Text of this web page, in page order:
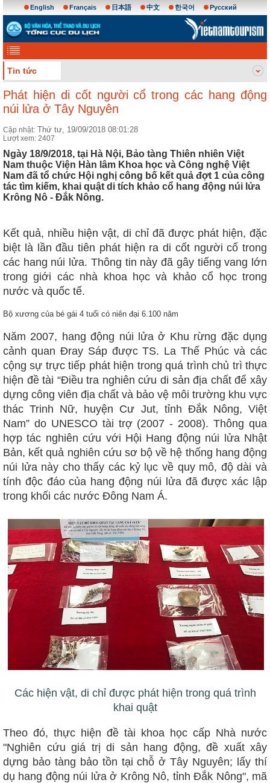
English Français 日本語 中文 한국어 Русский
Tin tức
Phát hiện di cốt người cổ trong các hang động
núi lửa ở Tây Nguyên
Cập nhật: Thứ tư, 19/09/2018 08:01:28
Lượt xem: 2407
Ngày 18/9/2018, tại Hà Nội, Bảo tàng Thiên nhiên Việt
Nam thuộc Viện Hàn lâm Khoa học và Công nghệ Việt
Nam đã tổ chức Hội nghị công bố kết quả đợt 1 của công
tác tìm kiếm, khai quật di tích khảo cổ hang động núi lửa
Krông Nô - Đắk Nông.
Kết quả, nhiều hiện vật, di chỉ đã được phát hiện, đặc
biệt là lần đầu tiên phát hiện ra di cốt người cổ trong
các hang núi lửa. Thông tin này đã gây tiếng vang lớn
trong giới các nhà khoa học và khảo cổ học trong
nước và quốc tế.
Bộ xương của bé gái 4 tuổi có niên đại 6.100 năm
Năm 2007, hang động núi lửa ở Khu rừng đặc dụng
cảnh quan Đray Sáp được TS. La Thế Phúc và các
cộng sự trực tiếp phát hiện trong quá trình chủ trì thực
hiện đề tài “Điều tra nghiên cứu di sản địa chất để xây
dựng công viên địa chất và bảo vệ môi trường khu vực
thác Trinh Nữ, huyện Cư Jut, tỉnh Đắk Nông, Việt
Nam” do UNESCO tài trợ (2007 - 2008). Thông qua
hợp tác nghiên cứu với Hội Hang động núi lửa Nhật
Bản, kết quả nghiên cứu sơ bộ về hệ thống hang động
núi lửa này cho thấy các kỷ lục về quy mô, độ dài và
tính độc đáo của hang động núi lửa đã được xác lập
trong khối các nước Đông Nam Á.
Các hiện vật, di chỉ được phát hiện trong quá trình
khai quật
Theo đó, thực hiện đề tài khoa học cấp Nhà nước
"Nghiên cứu giá trị di sản hang động, đề xuất xây
dựng bảo tàng bảo tồn tại chỗ ở Tây Nguyên; lấy thí
dụ hang động núi lửa ở Krông Nô, tỉnh Đắk Nông", mã